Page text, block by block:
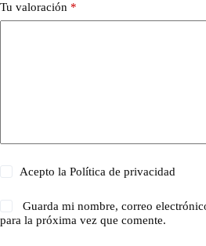
Tu valoración *
Acepto laPolítica de privacidad
Guarda mi nombre, correo
para la próxima vez que comente.